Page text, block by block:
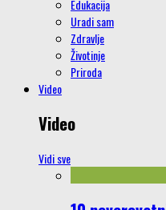
Edukacija
Uradi sam
Zdravlje
Životinje
Priroda
Video
Video
Vidi sve